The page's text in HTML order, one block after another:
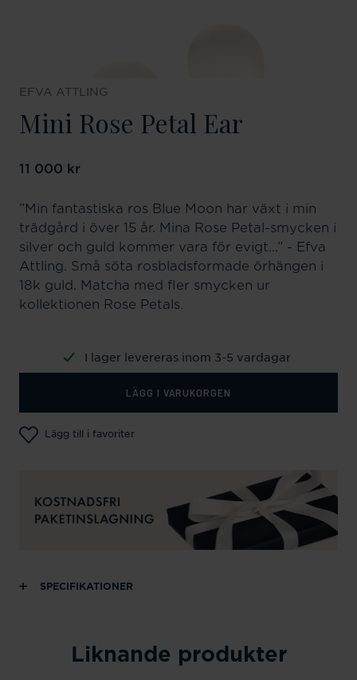
EFVA ATTLING
Mini Rose Petal Ear
Pris:11 000 kr
11 000 kr
”Min fantastiska ros Blue Moon har växt i min
trädgård i över 15 år. Mina Rose Petal-smycken i
silver och guld kommer vara för evigt…” - Efva
Attling. Små söta rosbladsformade örhängen i
18k guld. Matcha med fler smycken ur
kollektionen Rose Petals.
I lager levereras inom 3-5 vardagar
LÄGG I VARUKORGEN
Lägg till i favoriter
SPECIFIKATIONER
Liknande produkter